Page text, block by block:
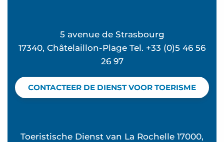
5 avenue de Strasbourg
17340, Châtelaillon-Plage Tel. +33 (0)5 46 56
26 97
CONTACTEER DE DIENST VOOR TOERISME
Toeristische Dienst van La Rochelle 17000,